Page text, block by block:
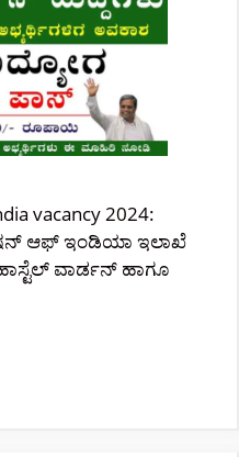
vacancy 2024:
ಆಫ್ ಇಂಡಿಯಾ ಇಲಾಖೆ
ವಾರ್ಡನ್ ಹಾಗೂ